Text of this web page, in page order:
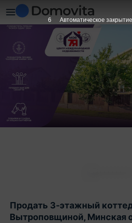
Продать 3-этажный
Вытроповщиной, Минская
5 Автоматическое